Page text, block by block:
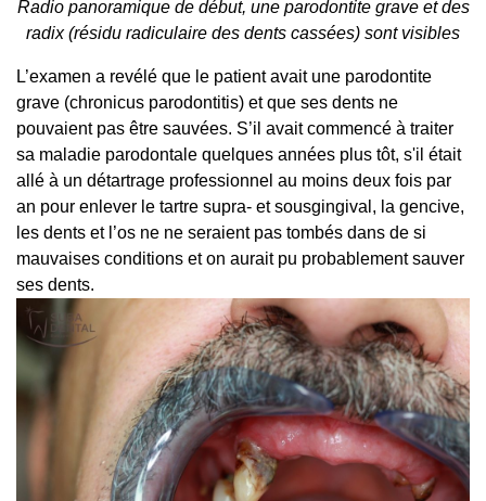
Radio panoramique de début, une parodontite grave et des
radix (résidu radiculaire des dents cassées) sont visibles
L’examen a revélé que le patient avait une parodontite
grave (chronicus parodontitis) et que ses dents ne
pouvaient pas être sauvées. S’il avait commencé à traiter
sa maladie parodontale quelques années plus tôt, s'il était
allé à un détartrage professionnel au moins deux fois par
an pour enlever le tartre supra- et sousgingival, la gencive,
les dents et l’os ne ne seraient pas tombés dans de si
mauvaises conditions et on aurait pu probablement sauver
ses dents.